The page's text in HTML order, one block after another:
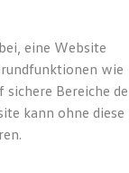
Eiskalt
eine Website
wie
Bereiche
kann ohne diese